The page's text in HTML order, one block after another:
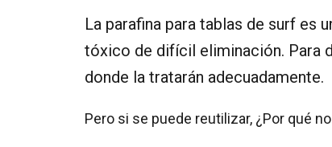
La parafina para tablas de surf es
tóxico de difícil eliminación. Para
donde la tratarán adecuadamente.
Pero si se puede reutilizar, ¿Por qué